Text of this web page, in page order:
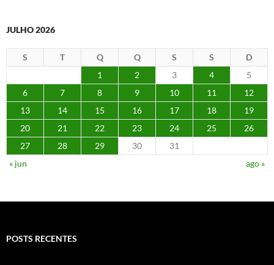
JULHO 2026
S T Q Q S S
D
1
2 3 4
5
6
7 8 9 10 11
12
13
14 15 16 17 18
19
20
21 22 23 24 25
26
27
28 29 30
31
« jun
ago »
POSTS RECENTES